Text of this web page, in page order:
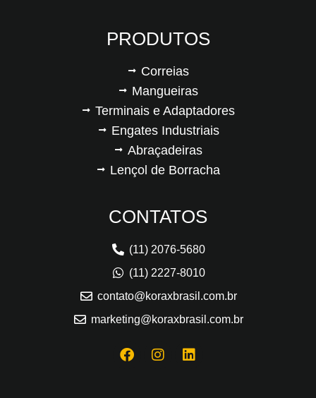
PRODUTOS
Correias
Mangueiras
Terminais e Adaptadores
Engates Industriais
Abraçadeiras
Lençol de Borracha
CONTATOS
(11) 2076-5680
(11) 2227-8010
contato@koraxbrasil.com.br
marketing@koraxbrasil.com.br